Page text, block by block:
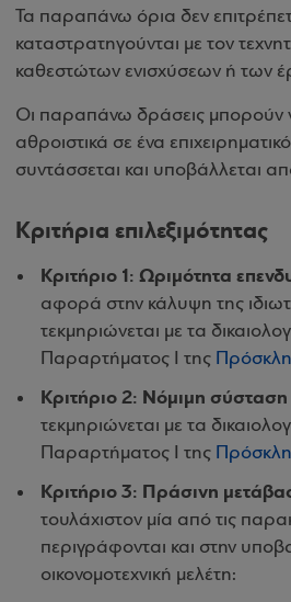
Τα παραπάνω όρια δεν
καταστρατηγούνται με τον
καθεστώτων ενισχύσεων ή των
Οι παραπάνω δράσεις μπορούν
αθροιστικά σε ένα
συντάσσεται και υποβάλλεται
Κριτήρια επιλεξιμότητας
Κριτήριο 1: Ωριμότητα
αφορά στην κάλυψη της
τεκμηριώνεται με τα
Παραρτήματος Ι της
Κριτήριο 2: Νόμιμη σύσταση
τεκμηριώνεται με τα
Παραρτήματος Ι της
Κριτήριο 3: Πράσινη
τουλάχιστον μία από τις
περιγράφονται και στην
οικονομοτεχνική μελέτη: